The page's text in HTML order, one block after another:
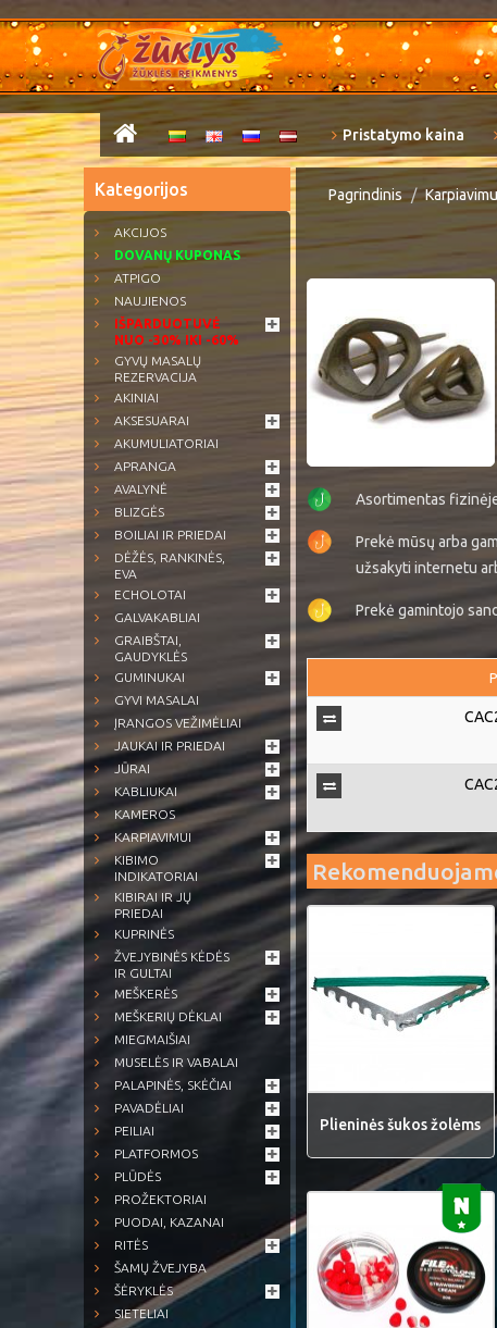
Pristatymo kaina
Kategorijos
AKCIJOS
DOVANŲ KUPONAS
ATPIGO
NAUJIENOS
IŠPARDUOTUVĖ
NUO -30% IKI -60%
GYVŲ MASALŲ
REZERVACIJA
AKINIAI
AKSESUARAI
AKUMULIATORIAI
APRANGA
AVALYNĖ
BLIZGĖS
BOILIAI IR PRIEDAI
DĖŽĖS, RANKINĖS,
EVA
ECHOLOTAI
GALVAKABLIAI
GRAIBŠTAI,
GAUDYKLĖS
GUMINUKAI
GYVI MASALAI
ĮRANGOS VEŽIMĖLIAI
JAUKAI IR PRIEDAI
JŪRAI
KABLIUKAI
KAMEROS
KARPIAVIMUI
KIBIMO
INDIKATORIAI
KIBIRAI IR JŲ
PRIEDAI
KUPRINĖS
ŽVEJYBINĖS KĖDĖS
IR GULTAI
MEŠKERĖS
MEŠKERIŲ DĖKLAI
MIEGMAIŠIAI
MUSELĖS IR VABALAI
PALAPINĖS, SKĖČIAI
PAVADĖLIAI
PEILIAI
PLATFORMOS
PLŪDĖS
PROŽEKTORIAI
PUODAI, KAZANAI
RITĖS
ŠAMŲ ŽVEJYBA
ŠĖRYKLĖS
SIETELIAI
Pagrindinis
Asortimentas
Prekė mūsų arba
užsakyti internetu
Prekė gamintojo
Plieninės šukos žolėms